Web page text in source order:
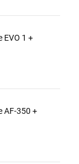
EVO 1 +
AF-350 +